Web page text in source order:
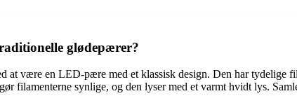
glødepærer?
at være en LED-pære med et klassisk design. Den har tydelige
filamenterne synlige, og den lyser med et varmt hvidt lys.